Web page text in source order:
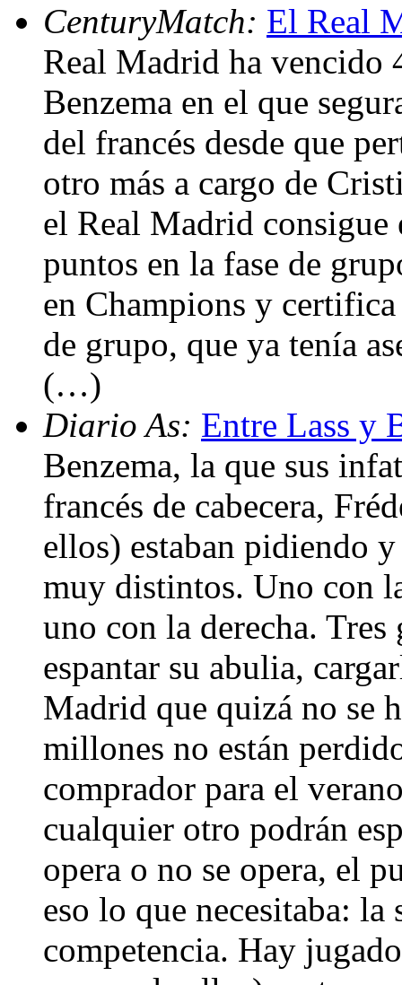
CenturyMatch: El Real
Real Madrid ha vencido
Benzema en el que
del francés desde que
otro más a cargo de
el Real Madrid
puntos en la fase de
en Champions y
de grupo, que ya tenía
(…)
Diario As: Entre Lass y
Benzema, la que sus
francés de cabecera,
ellos) estaban pidiendo
muy distintos. Uno con
uno con la derecha.
espantar su abulia,
Madrid que quizá no se
millones no están
comprador para el
cualquier otro podrán
opera o no se opera, el
eso lo que necesitaba: la
competencia. Hay